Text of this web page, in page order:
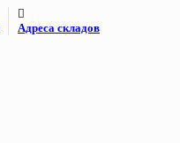
Адреса складов